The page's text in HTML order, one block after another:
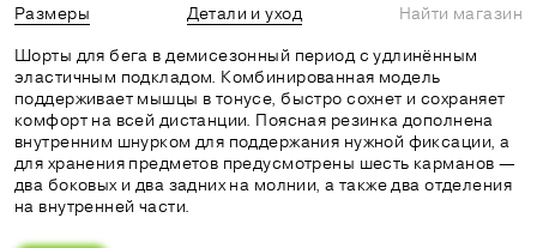
Размеры Детали и уход
Найти магазин
Шорты для бега в демисезонный период с удлинённым
эластичным подкладом. Комбинированная модель
поддерживает мышцы в тонусе, быстро сохнет и сохраняет
комфорт на всей дистанции. Поясная резинка дополнена
внутренним шнурком для поддержания нужной фиксации, а
для хранения предметов предусмотрены шесть карманов —
два боковых и два задних на молнии, а также два отделения
на внутренней части.